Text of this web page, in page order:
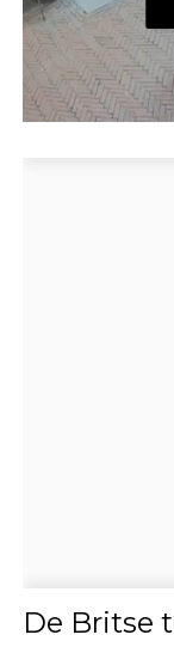
De Britse